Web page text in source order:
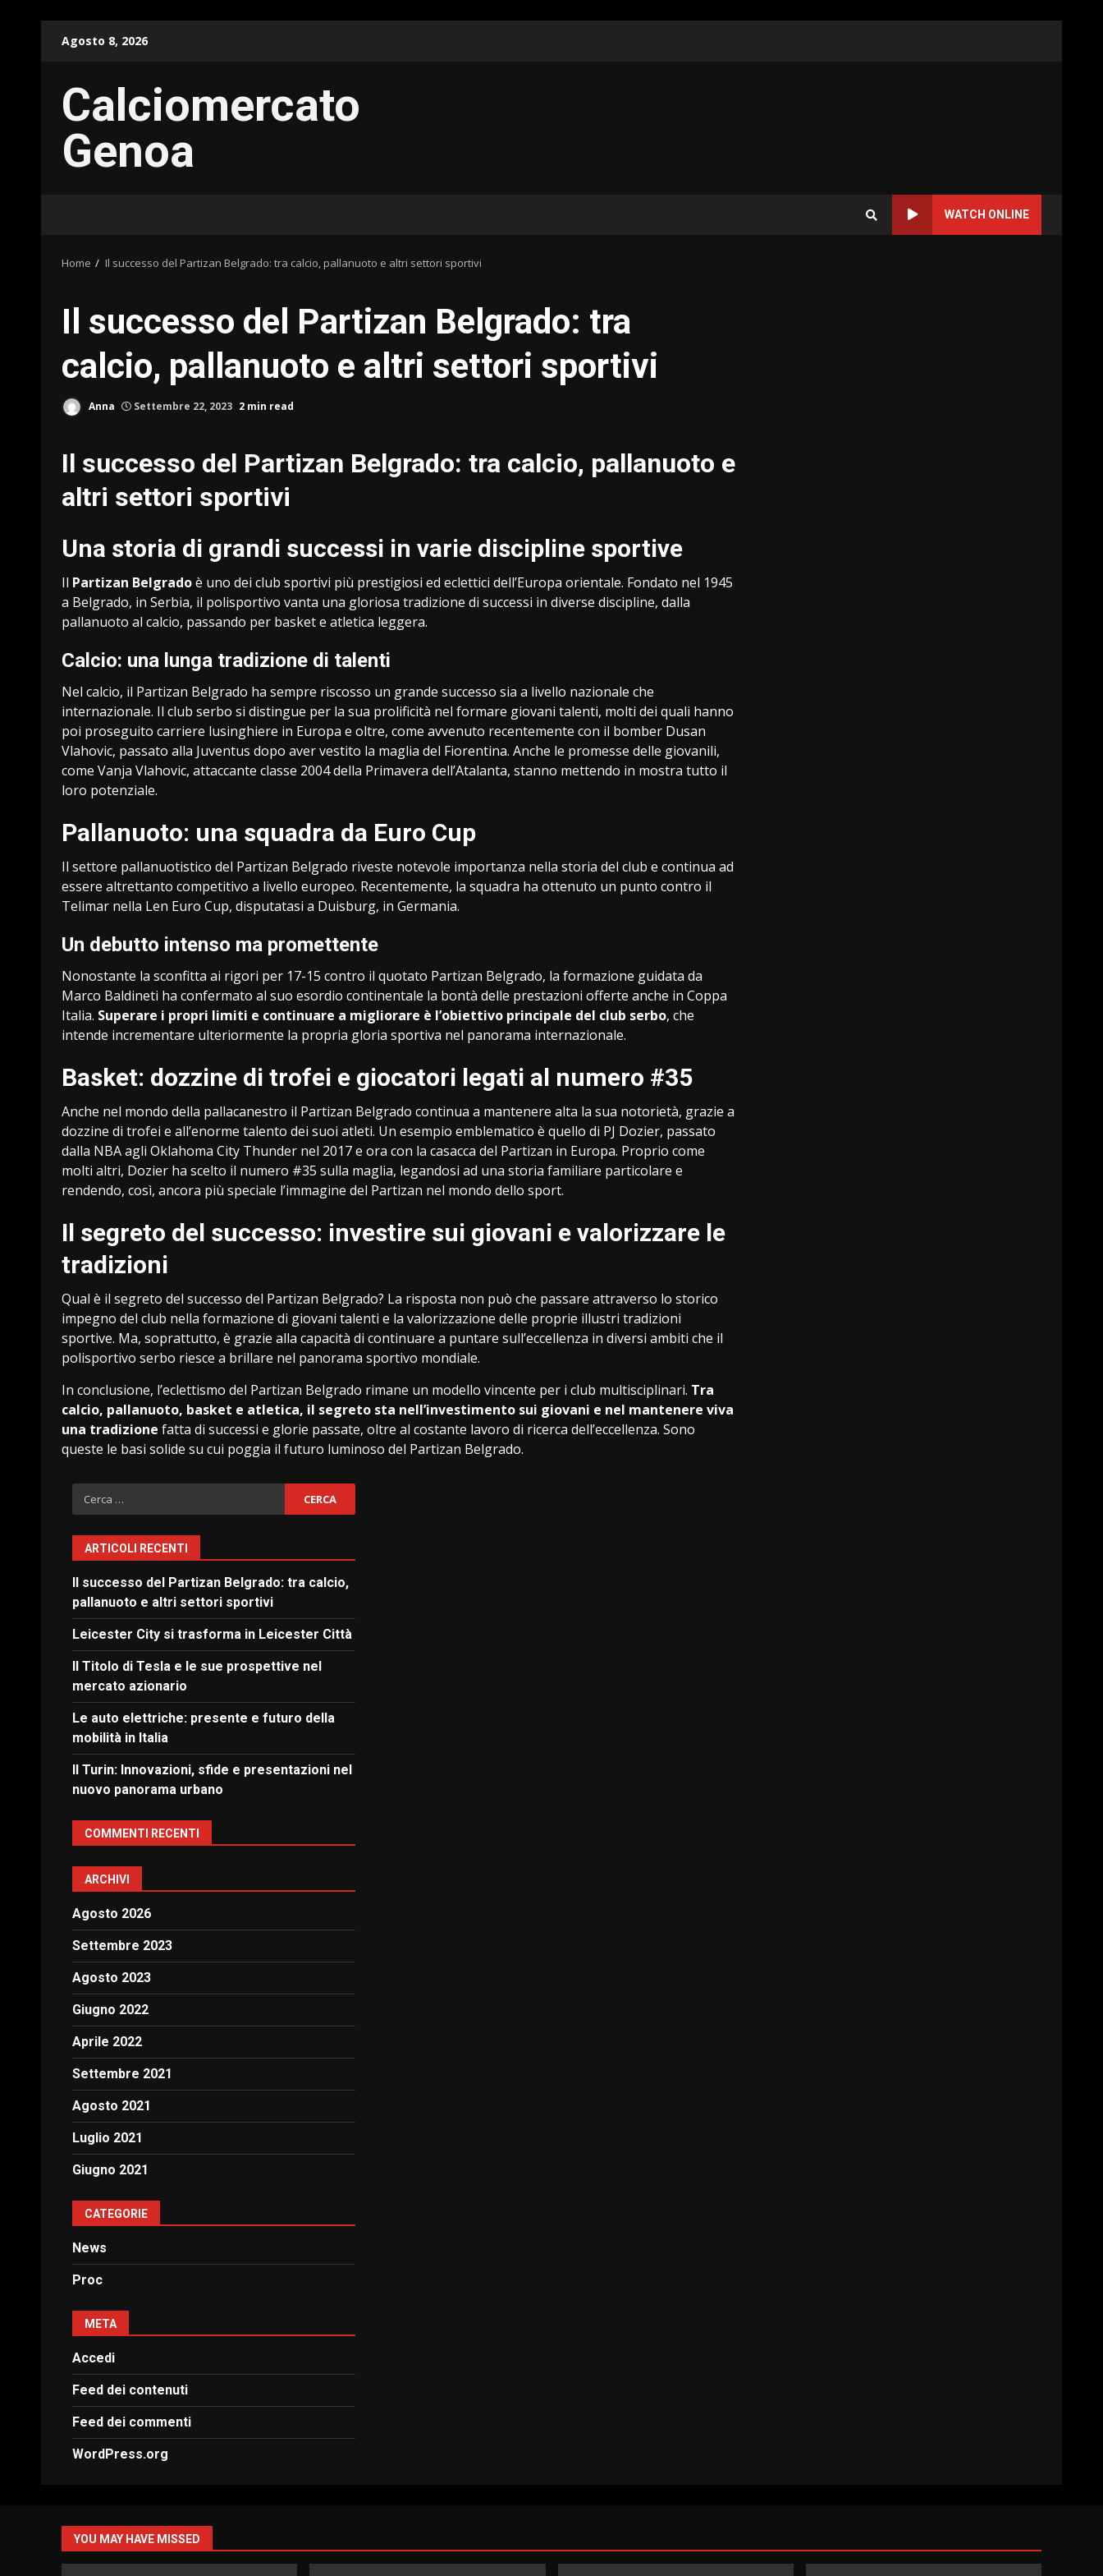
Agosto 8, 2026
Calciomercato
Genoa
WATCH ONLINE
Home Il successo del Partizan Belgrado: tra calcio, pallanuoto e altri settori sportivi
Il successo del Partizan Belgrado: tra
calcio, pallanuoto e altri settori sportivi
Anna Settembre 22, 2023 2 min read
Il successo del Partizan Belgrado: tra calcio, pallanuoto e
altri settori sportivi
Una storia di grandi successi in varie discipline sportive
Il Partizan Belgradoè uno dei club sportivi più prestigiosi ed eclettici dell’Europa orientale. Fondato nel 1945
a Belgrado, in Serbia, il polisportivo vanta una gloriosa tradizione di successi in diverse discipline, dalla
pallanuoto al calcio, passando per basket e atletica leggera.
Calcio: una lunga tradizione di talenti
Nel calcio, il Partizan Belgrado ha sempre riscosso un grande successo sia a livello nazionale che
internazionale. Il club serbo si distingue per la sua prolificità nel formare giovani talenti, molti dei quali hanno
poi proseguito carriere lusinghiere in Europa e oltre, come avvenuto recentemente con il bomber Dusan
Vlahovic, passato alla Juventus dopo aver vestito la maglia del Fiorentina. Anche le promesse delle giovanili,
come Vanja Vlahovic, attaccante classe 2004 della Primavera dell’Atalanta, stanno mettendo in mostra tutto il
loro potenziale.
Pallanuoto: una squadra da Euro Cup
Il settore pallanuotistico del Partizan Belgrado riveste notevole importanza nella storia del club e continua ad
essere altrettanto competitivo a livello europeo. Recentemente, la squadra ha ottenuto un punto contro il
Telimar nella Len Euro Cup, disputatasi a Duisburg, in Germania.
Un debutto intenso ma promettente
Nonostante la sconfitta ai rigori per 17-15 contro il quotato Partizan Belgrado, la formazione guidata da
Marco Baldineti ha confermato al suo esordio continentale la bontà delle prestazioni offerte anche in Coppa
Italia. Superare i propri limiti e continuare a migliorare è l’obiettivo principale del club serbo, che
intende incrementare ulteriormente la propria gloria sportiva nel panorama internazionale.
Basket: dozzine di trofei e giocatori legati al numero #35
Anche nel mondo della pallacanestro il Partizan Belgrado continua a mantenere alta la sua notorietà, grazie a
dozzine di trofei e all’enorme talento dei suoi atleti. Un esempio emblematico è quello di PJ Dozier, passato
dalla NBA agli Oklahoma City Thunder nel 2017 e ora con la casacca del Partizan in Europa. Proprio come
molti altri, Dozier ha scelto il numero #35 sulla maglia, legandosi ad una storia familiare particolare e
rendendo, così, ancora più speciale l’immagine del Partizan nel mondo dello sport.
Il segreto del successo: investire sui giovani e valorizzare le
tradizioni
Qual è il segreto del successo del Partizan Belgrado? La risposta non può che passare attraverso lo storico
impegno del club nella formazione di giovani talenti e la valorizzazione delle proprie illustri tradizioni
sportive. Ma, soprattutto, è grazie alla capacità di continuare a puntare sull’eccellenza in diversi ambiti che il
polisportivo serbo riesce a brillare nel panorama sportivo mondiale.
In conclusione, l’eclettismo del Partizan Belgrado rimane un modello vincente per i club multisciplinari. Tra
calcio, pallanuoto, basket e atletica, il segreto sta nell’investimento sui giovani e nel mantenere viva
una tradizione fatta di successi e glorie passate, oltre al costante lavoro di ricerca dell’eccellenza. Sono
queste le basi solide su cui poggia il futuro luminoso del Partizan Belgrado.
Ricerca
per:
ARTICOLI RECENTI
Il successo del Partizan Belgrado: tra calcio,
pallanuoto e altri settori sportivi
Leicester City si trasforma in Leicester Città
Il Titolo di Tesla e le sue prospettive nel
mercato azionario
Le auto elettriche: presente e futuro della
mobilità in Italia
Il Turin: Innovazioni, sfide e presentazioni nel
nuovo panorama urbano
COMMENTI RECENTI
ARCHIVI
Agosto 2026
Settembre 2023
Agosto 2023
Giugno 2022
Aprile 2022
Settembre 2021
Agosto 2021
Luglio 2021
Giugno 2021
CATEGORIE
News
Proc
META
Accedi
Feed dei contenuti
Feed dei commenti
WordPress.org
YOU MAY HAVE MISSED